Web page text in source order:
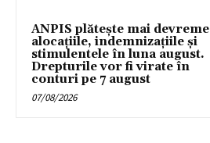
ANPIS plătește mai devreme
alocațiile, indemnizațiile și
stimulentele în luna august.
Drepturile vor fi virate în
conturi pe 7 august
07/08/2026